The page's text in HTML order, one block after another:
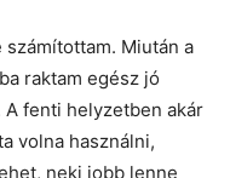
Miután a
raktam egész jó
fenti helyzetben akár
volna használni,
neki jobb lenne